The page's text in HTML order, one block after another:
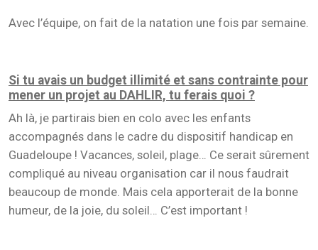
Avec l’équipe, on fait de la natation une fois par semaine.
Si tu avais un budget illimité et sans contrainte pour
mener un projet au DAHLIR, tu ferais quoi ?
Ah là, je partirais bien en colo avec les enfants
accompagnés dans le cadre du dispositif handicap en
Guadeloupe ! Vacances, soleil, plage… Ce serait sûrement
compliqué au niveau organisation car il nous faudrait
beaucoup de monde. Mais cela apporterait de la bonne
humeur, de la joie, du soleil… C’est important !